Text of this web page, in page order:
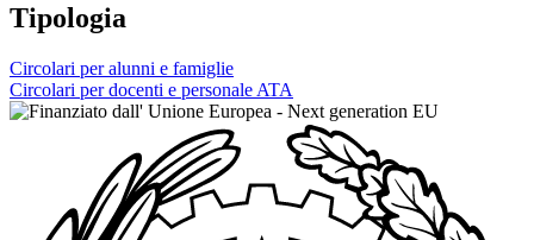
Tipologia
Circolari per alunni e famiglie
Circolari per docenti e personale ATA